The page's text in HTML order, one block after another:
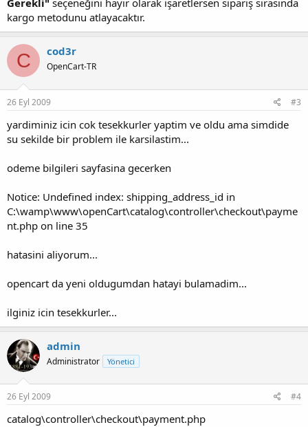
Gerekli" seçeneğini hayır olarak işaretlersen sipariş sırasında
kargo metodunu atlayacaktır.
C cod3r
OpenCart-TR
26 Eyl 2009 #3
yardiminiz icin cok tesekkurler yaptim ve oldu ama simdide
su sekilde bir problem ile karsilastim...
odeme bilgileri sayfasina gecerken
Notice: Undefined index: shipping_address_id in
C:\wamp\www\openCart\catalog\controller\checkout\payme
nt.php on line 35
hatasini aliyorum...
opencart da yeni oldugumdan hatayi bulamadim...
ilginiz icin tesekkurler...
admin
Administrator Yönetici
26 Eyl 2009 #4
catalog\controller\checkout\payment.php